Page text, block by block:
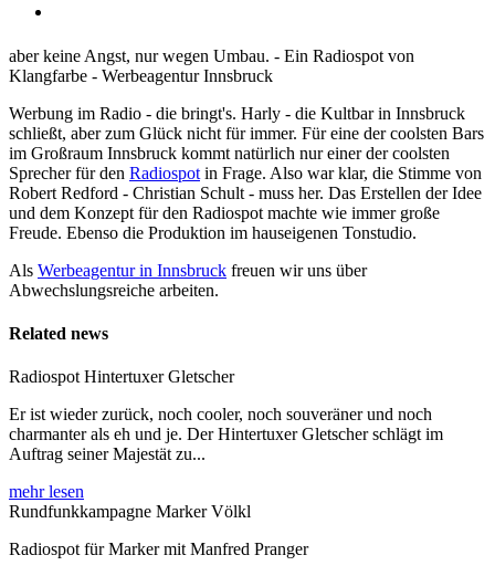
aber keine Angst, nur wegen Umbau. - Ein Radiospot von
Klangfarbe - Werbeagentur Innsbruck
Werbung im Radio - die bringt's. Harly - die Kultbar in Innsbruck
schließt, aber zum Glück nicht für immer. Für eine der coolsten Bars
im Großraum Innsbruck kommt natürlich nur einer der coolsten
Sprecher für den Radiospot in Frage. Also war klar, die Stimme von
Robert Redford - Christian Schult - muss her. Das Erstellen der Idee
und dem Konzept für den Radiospot machte wie immer große
Freude. Ebenso die Produktion im hauseigenen Tonstudio.
Als Werbeagentur in Innsbruck freuen wir uns über
Abwechslungsreiche arbeiten.
Related news
Radiospot Hintertuxer Gletscher
Er ist wieder zurück, noch cooler, noch souveräner und noch
charmanter als eh und je. Der Hintertuxer Gletscher schlägt im
Auftrag seiner Majestät zu...
mehr lesen
Rundfunkkampagne Marker Völkl
Radiospot für Marker mit Manfred Pranger